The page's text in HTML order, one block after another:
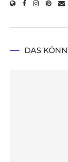
DAS